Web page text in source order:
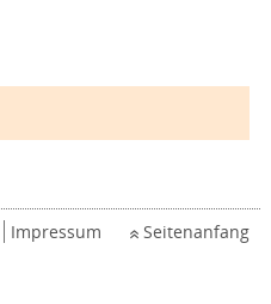
Impressum Seitenanfang